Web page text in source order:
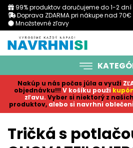
99% produktov doručujeme do 1-2 dní
Doprava ZDARMA pri nákupe nad 70€
Množstevné zľavy
Nakúp u nás počas júla a využi
objednávku!!! V košíku použi
zľavu. Vyber si niektorý z
produktov, alebo si navrhni
Tričká s